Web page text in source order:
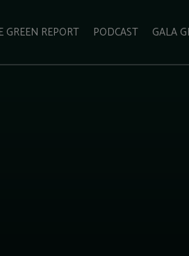
GREEN REPORT PODCAST GALA
CLIMATICE